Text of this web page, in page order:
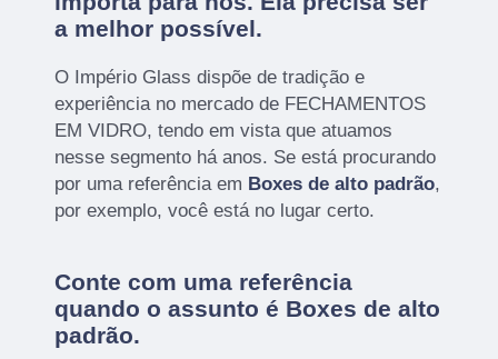
a melhor possível.
O Império Glass dispõe de tradição e
experiência no mercado de FECHAMENTOS
EM VIDRO, tendo em vista que atuamos
nesse segmento há anos. Se está procurando
por uma referência em Boxes de alto padrão,
por exemplo, você está no lugar certo.
Conte com uma referência
quando o assunto é Boxes de alto
padrão.